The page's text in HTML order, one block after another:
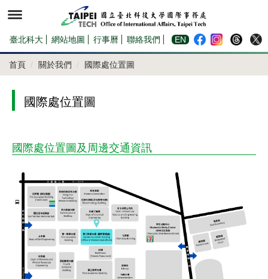
到
主
內
容
臺北科大 網站地圖 行事曆 聯絡我們 EN
首頁 關於我們 國際處位置圖
國際處位置圖
國際處位置圖及周邊交通資訊